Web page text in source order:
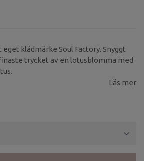
klädmärke Soul Factory. Snyggt
trycket av en lotusblomma med
Läs mer